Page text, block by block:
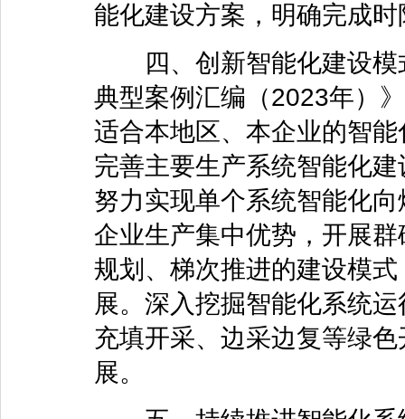
能化建设方案，明确完成
四、创新智能化建设模
典型案例汇编（2023年）
适合本地区、本企业的智
完善主要生产系统智能化
努力实现单个系统智能化
企业生产集中优势，开展
规划、梯次推进的建设模
展。深入挖掘智能化系统
充填开采、边采边复等绿
展。